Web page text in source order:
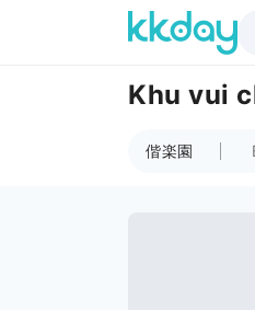
Khu vui
偕楽園